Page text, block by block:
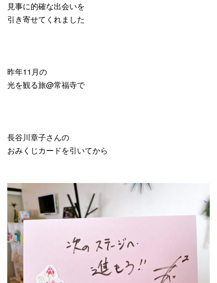
見事に的確な出会いを
引き寄せてくれました
昨年11月の
光を観る旅@常福寺で
長谷川章子さんの
おみくじカードを引いてから